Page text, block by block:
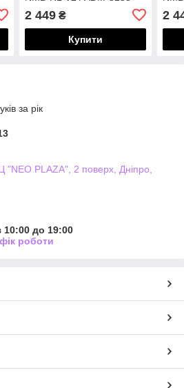
2 449₴
Купити
2
за рік
"NEO PLAZA", 2 поверх, Дніпро,
10:00 до 19:00
роботи